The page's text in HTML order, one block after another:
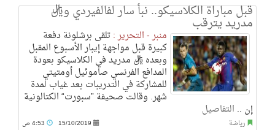
قبل مباراة الكلاسيكو.. نبأ سار لفالفيردي وريال
مدريد يترقب
منبر - التحرير :تلقى برشلونة دفعة
كبيرة قبل مواجهة إيبار الأسبوع المقبل
وبعده ريال مدريد في الكلاسيكو بعودة
المدافع الفرنسي صاموئيل أومتيتي
للمشاركة في التدريبات بعد غياب لمدة
شهر. وقالت صحيفة ”سبورت“ الكتالونية
إن .. التفاصيل
رياضة 15/10/2019